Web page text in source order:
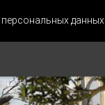
данных.